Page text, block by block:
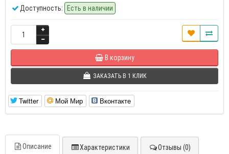
Доступность: Есть в наличии
В корзину
ЗАКАЗАТЬ В 1 КЛИК
Twitter Мой Мир Вконтакте
Описание Характеристики Отзывы (0)